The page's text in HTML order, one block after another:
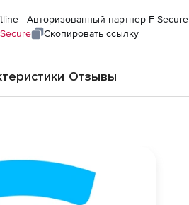
- Авторизованный партнер F-Secure
Скопировать ссылку
Отзывы